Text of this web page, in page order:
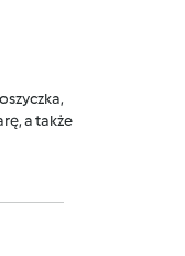
a także